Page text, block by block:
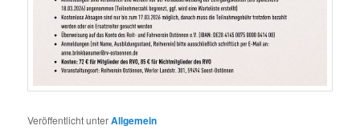
Veröffentlicht unterAllgemein